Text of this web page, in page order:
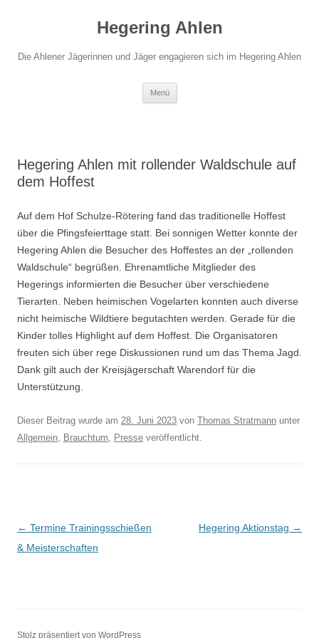
Hegering Ahlen
Die Ahlener Jägerinnen und Jäger engagieren sich im Hegering Ahlen
Menü
Hegering Ahlen mit rollender Waldschule auf
dem Hoffest
Auf dem Hof Schulze-Rötering fand das traditionelle Hoffest
über die Pfingsfeierttage statt. Bei sonnigen Wetter konnte der
Hegering Ahlen die Besucher des Hoffestes an der „rollenden
Waldschule“ begrüßen. Ehrenamtliche Mitglieder des
Hegerings informierten die Besucher über verschiedene
Tierarten. Neben heimischen Vogelarten konnten auch diverse
nicht heimische Wildtiere begutachten werden. Gerade für die
Kinder tolles Highlight auf dem Hoffest. Die Organisatoren
freuten sich über rege Diskussionen rund um das Thema Jagd.
Dank gilt auch der Kreisjägerschaft Warendorf für die
Unterstützung.
Dieser Beitrag wurde am 28. Juni 2023 von Thomas Stratmann unter
Allgemein, Brauchtum, Presse veröffentlicht.
Beitrags-
Navigation
← Termine Trainingsschießen
& Meisterschaften
Hegering Aktionstag →
Stolz präsentiert von WordPress